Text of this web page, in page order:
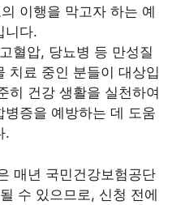
이행을 막고자 하는 예
니다.
혈압, 당뇨병 등 만성질
치료 중인 분들이 대상입
히 건강 생활을 실천하여
병증을 예방하는 데 도움
.
매년 국민건강보험공단
수 있으므로, 신청 전에